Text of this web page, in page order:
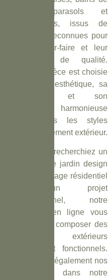
soleil, parasols et
accessoires, issus de
marques reconnues pour
leur savoir-faire et leur
exigence de qualité.
Chaque pièce est choisie
pour son esthétique, sa
longévité et son
intégration harmonieuse
dans tous les styles
d’aménagement extérieur.
Que vous recherchiez un
mobilier de jardin design
pour un usage résidentiel
ou un projet
professionnel, notre
boutique en ligne vous
permet de composer des
espaces extérieurs
raffinés et fonctionnels.
Retrouvez également nos
collections dans notre